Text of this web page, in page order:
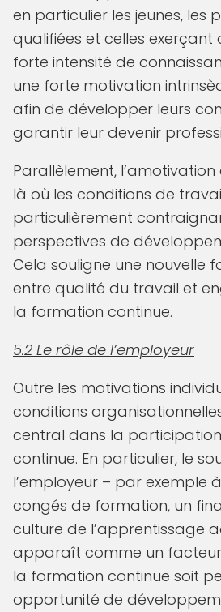
en particulier les jeunes, les
qualifiées et celles exerçant
forte intensité de
une forte motivation
afin de développer leurs
garantir leur devenir
Parallèlement,
là où les conditions de
particulièrement
perspectives de
Cela souligne une nouvelle
entre qualité du travail et
la formation continue.
5.2 Le rôle de l’employeur
Outre les motivations
conditions
central dans la
continue. En particulier, le
l’employeur – par exemple
congés de formation, un
culture de l’apprentissage
apparaît comme un
la formation continue soit
opportunité de